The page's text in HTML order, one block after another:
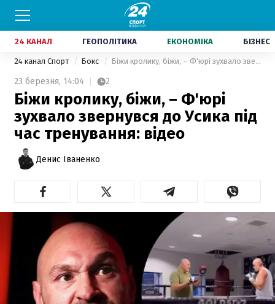
24 КАНАЛ ГЕОПОЛІТИКА ЕКОНОМІКА БІЗНЕС
24 канал Спорт Бокс Біжи кролику, біжи, – Ф'юрі зухвало звернувся до Усика під час тренування: відео
23 березня, 14:04 2
Біжи кролику, біжи, – Ф'юрі
зухвало звернувся до Усика під
час тренування: відео
Денис Іваненко